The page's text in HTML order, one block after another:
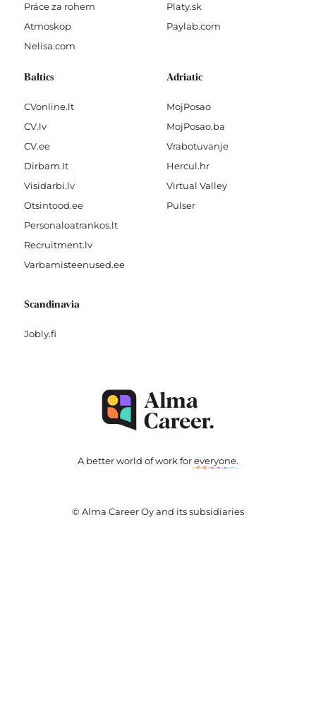
Práce za rohem
Atmoskop
Nelisa.com
Platy.sk
Paylab.com
Baltics
CVonline.lt
CV.lv
CV.ee
Dirbam.It
Visidarbi.lv
Otsintood.ee
Personaloatrankos.lt
Recruitment.lv
Varbamisteenused.ee
Adriatic
MojPosao
MojPosao.ba
Vrabotuvanje
Hercul.hr
Virtual Valley
Pulser
Scandinavia
Jobly.fi
A better world of work foreveryone.
© Alma Career Oy and its subsidiaries